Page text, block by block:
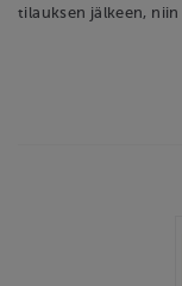
tilauksen jälkeen,